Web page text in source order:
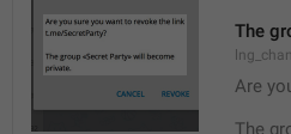
The
Are
The